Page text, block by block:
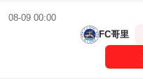
08-09 00:00
FC哥里